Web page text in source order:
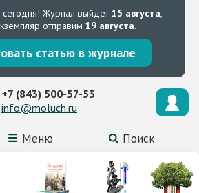
сегодня! Журнал выйдет15 августа,
отправим 19 августа.
статью в журнале
Меню Поиск
+7 (843) 500-57-53
info@moluch.ru